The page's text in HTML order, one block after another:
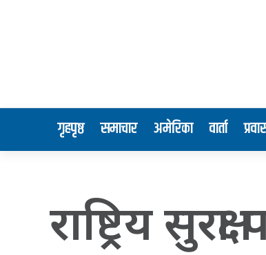
गृहपृष्ठ समाचार अमेरिका वार्ता
राष्ट्रिय